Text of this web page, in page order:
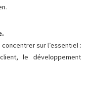
sur l’essentiel :
le développement